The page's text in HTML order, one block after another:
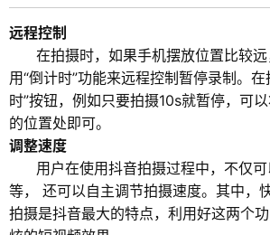
远程控制
在拍摄时，如果手机摆放位置比较远
用“倒计时”功能来远程控制暂停录制。
时”按钮，例如只要拍摄10s就暂停，可
的位置处即可。
调整速度
用户在使用抖音拍摄过程中，不仅可
等， 还可以自主调节拍摄速度。其中，
拍摄是抖音最大的特点，利用好这两个